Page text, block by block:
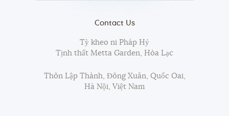
Contact Us
Tỳ kheo ni Pháp Hỷ
Tịnh thất Metta Garden, Hòa Lạc
Thôn Lập Thành, Đông Xuân, Quốc Oai,
Hà Nội, Việt Nam